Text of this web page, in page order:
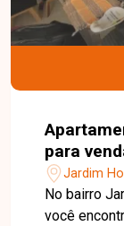
detalhes
para
emJardim
No bairro
você